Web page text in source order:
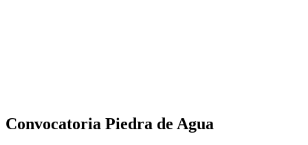
Convocatoria Piedra de Agua